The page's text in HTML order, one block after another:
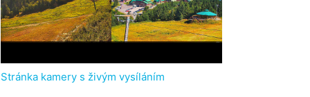
Stránka kamery s živým vysíláním